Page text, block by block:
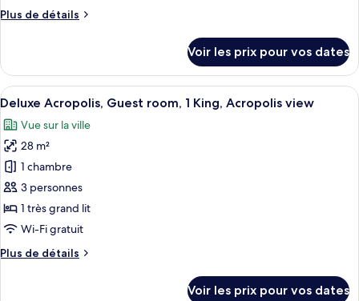
Acropolis
Bedroom,
1
King,
Acropolis
view,
High
floor
Plus de détails
Plus
le
type
de
Grand
Acropolis
Suite,
Bedroom,
King,
Acropolis
High
Voir les prix pour vos dates
Afficher
toutes
les
photos
pour
ce
type
de
chambre :
Deluxe
Une chambre d’hôtel avec un
6
Deluxe Acropolis, Guest room, 1 King, Acropolis view
Vue sur la ville
28 m²
1 chambre
3 personnes
1 très grand lit
Wi-Fi gratuit
Plus de détails
Plus
Voir les prix pour vos dates